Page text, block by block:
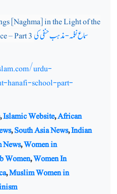
[Naghma] in the Light of the
– Part 3سماع نغمہ-مذہب حنفی کی
urdu-
hanafi-school-part-
,Islamic Website,African
,South Asia News,Indian
,Women in
Women,Women In
,Muslim Women in